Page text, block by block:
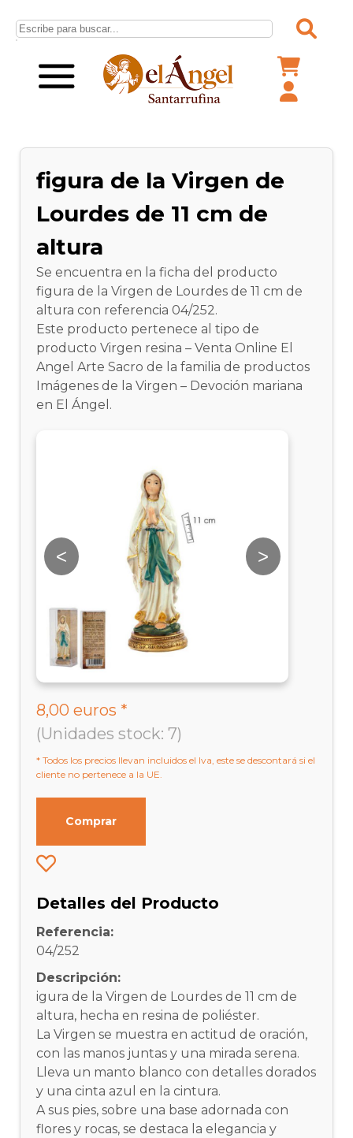
figura de la Virgen de
Lourdes de 11 cm de
altura
Se encuentra en la ficha del producto
figura de la Virgen de Lourdes de 11 cm de
altura con referencia 04/252.
Este producto pertenece al tipo de
producto Virgen resina – Venta Online El
Angel Arte Sacro de la familia de productos
Imágenes de la Virgen – Devoción mariana
en El Ángel.
< >
8,00 euros *
(Unidades stock: 7)
* Todos los precios llevan incluidos el Iva, este se descontará si el
cliente no pertenece a la UE.
Comprar
Detalles del Producto
Referencia:
04/252
Descripción:
igura de la Virgen de Lourdes de 11 cm de
altura, hecha en resina de poliéster.
La Virgen se muestra en actitud de oración,
con las manos juntas y una mirada serena.
Lleva un manto blanco con detalles dorados
y una cinta azul en la cintura.
A sus pies, sobre una base adornada con
flores y rocas, se destaca la elegancia y